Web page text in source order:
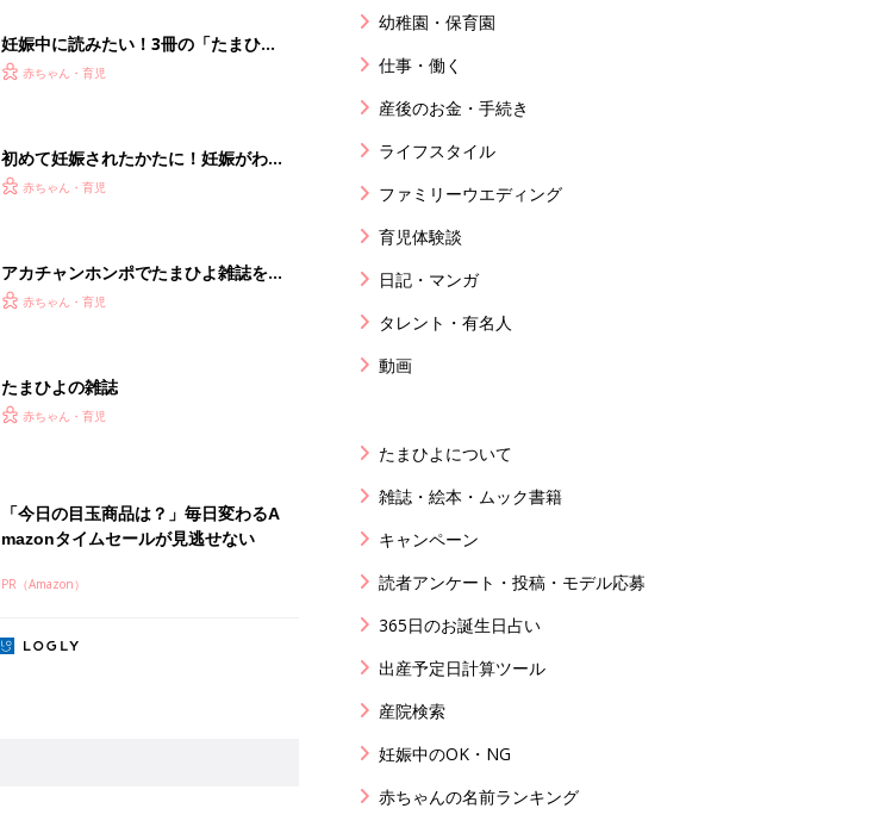
妊娠中に読みたい！3冊の「たまひ
よ」赤ちゃん・育児
初めて妊娠されたかたに！妊娠がわか
ったら最初に読む本『初めてのたまご
赤ちゃん・育児
アカチャンホンポでたまひよ雑誌を買
うとポイント10倍【期間限定】
赤ちゃん・育児
たまひよの雑誌
赤ちゃん・育児
「今日の目玉商品は？」毎日変わるA
mazonタイムセールが見逃せない
PR（Amazon）
幼稚園・保育園
仕事・働く
産後のお金・手続き
ライフスタイル
ファミリーウエディング
育児体験談
日記・マンガ
タレント・有名人
動画
たまひよについて
雑誌・絵本・ムック書籍
キャンペーン
読者アンケート・投稿・モデル応募
365日のお誕生日占い
出産予定日計算ツール
産院検索
妊娠中のOK・NG
赤ちゃんの名前ランキング